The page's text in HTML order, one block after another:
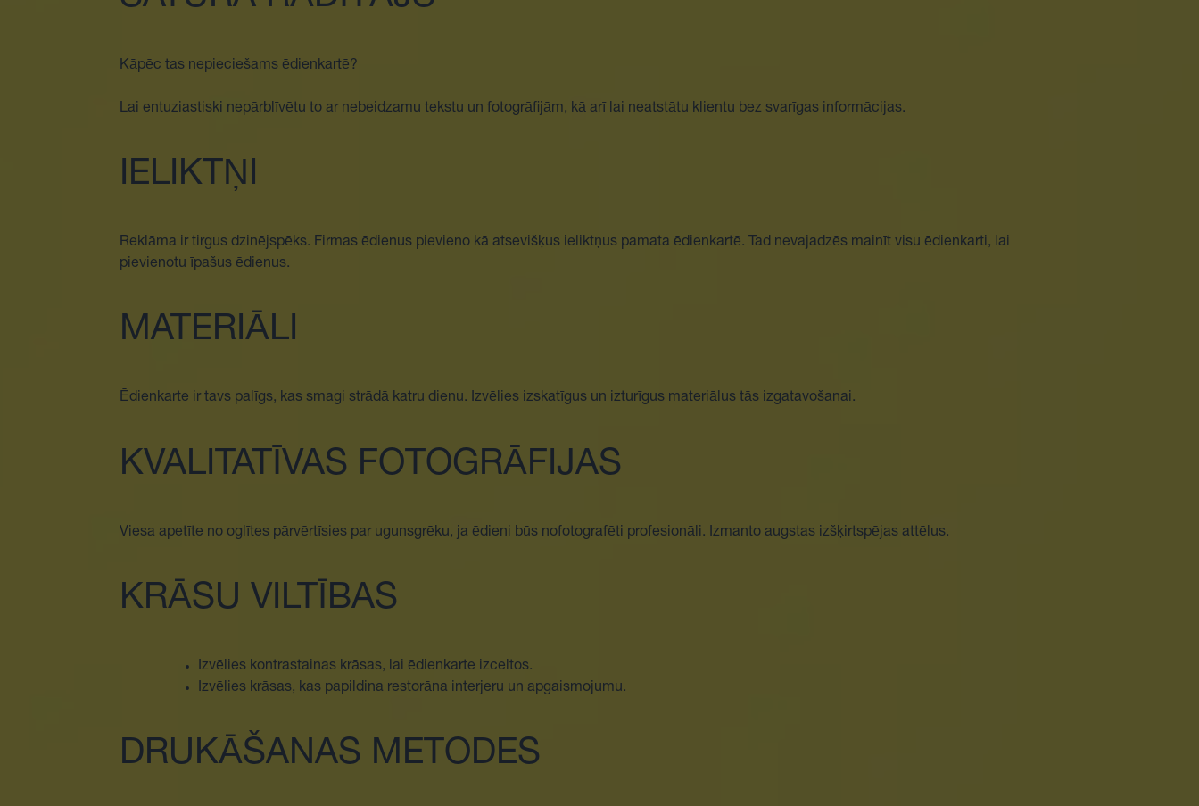
Kāpēc tas nepieciešams ēdienkartē?
Lai entuziastiski nepārblīvētu to ar nebeidzamu tekstu un fotogrāfijām, kā arī lai neatstātu klientu bez svarīgas informācijas.
IELIKTŅI
Reklāma ir tirgus dzinējspēks. Firmas ēdienus pievieno kā atsevišķus ieliktņus pamata ēdienkartē. Tad nevajadzēs mainīt visu ēdienkarti, lai
pievienotu īpašus ēdienus.
MATERIĀLI
Ēdienkarte ir tavs palīgs, kas smagi strādā katru dienu. Izvēlies izskatīgus un izturīgus materiālus tās izgatavošanai.
KVALITATĪVAS FOTOGRĀFIJAS
Viesa apetīte no oglītes pārvērtīsies par ugunsgrēku, ja ēdieni būs nofotografēti profesionāli. Izmanto augstas izšķirtspējas attēlus.
KRĀSU VILTĪBAS
Izvēlies kontrastainas krāsas, lai ēdienkarte izceltos.
Izvēlies krāsas, kas papildina restorāna interjeru un apgaismojumu.
DRUKĀŠANAS METODES